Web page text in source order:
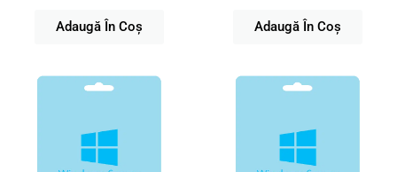
Adaugă În Coș Adaugă În Coș